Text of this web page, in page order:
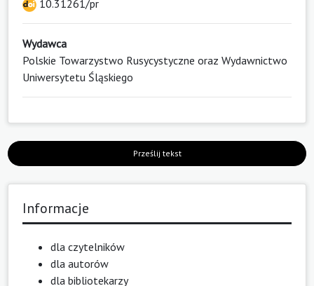
10.31261/pr
Wydawca
Polskie Towarzystwo Rusycystyczne oraz Wydawnictwo
Uniwersytetu Śląskiego
Prześlij tekst
Informacje
dla czytelników
dla autorów
dla bibliotekarzy